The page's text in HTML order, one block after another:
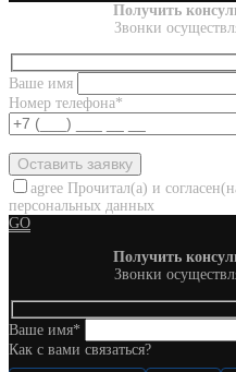
Получить
Звонки
Ваше имя
Номер телефона*
agree Прочитал(а) и
персональных данных
GO
Получить
Звонки
Ваше имя*
Как с вами связаться?